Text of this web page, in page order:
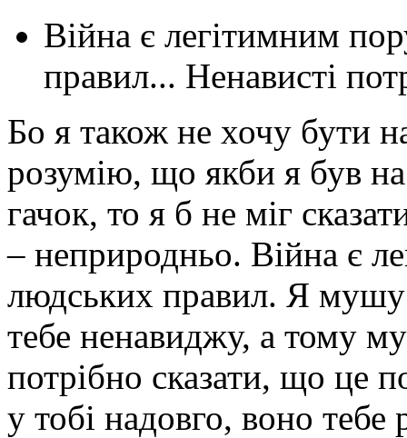
Війна є легітимним
правил... Ненависті
Бо я також не хочу бути
розумію, що якби я був на
гачок, то я б не міг
– неприродньо. Війна є
людських правил. Я
тебе ненавиджу, а тому
потрібно сказати, що це
у тобі надовго, воно тебе